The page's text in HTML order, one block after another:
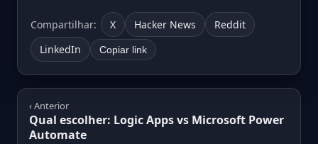
Compartilhar: X Hacker News
Reddit
LinkedIn
Copiar link
‹ Anterior
Qual escolher: Logic Apps vs Microsoft Power
Automate